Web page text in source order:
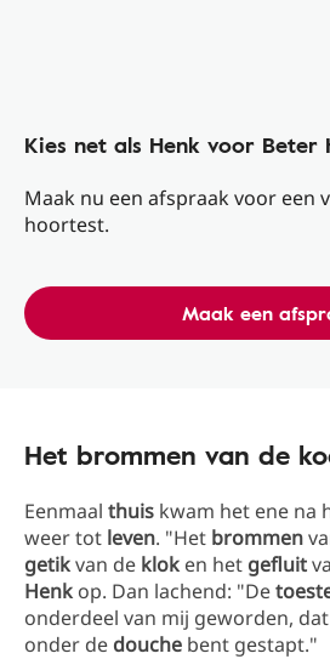
Kies net als Henk voor Beter
Maak nu een afspraak voor een
hoortest.
Maak een
Het brommen van de
Eenmaal thuis kwam het ene na
weer tot leven. "Het brommen
getikvan de klok en het gefluit
Henk op. Dan lachend: "De
onderdeel van mij geworden,
onder de douche bent gestapt."